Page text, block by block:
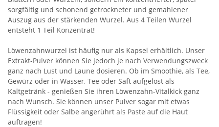
sorgfältig und schonend getrockneter und gemahlener
Auszug aus der stärkenden Wurzel. Aus 4 Teilen Wurzel
entsteht 1 Teil Konzentrat!
Löwenzahnwurzel ist häufig nur als Kapsel erhältlich. Unser
Extrakt-Pulver können Sie jedoch je nach Verwendungszweck
ganz nach Lust und Laune dosieren. Ob im Smoothie, als Tee,
Gewürz oder in Wasser, Tee oder Saft aufgelöst als
Kaltgetränk - genießen Sie ihren Löwenzahn-Vitalkick ganz
nach Wunsch. Sie können unser Pulver sogar mit etwas
Flüssigkeit oder Salbe angerührt als Paste auf die Haut
auftragen!